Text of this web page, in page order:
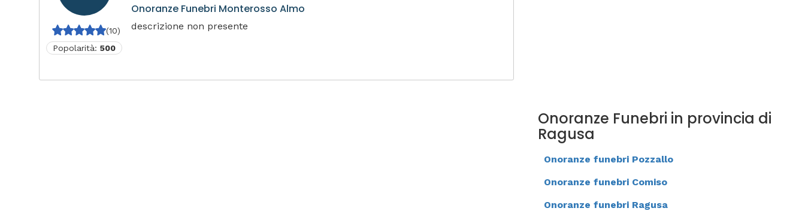
(10)
Popolarità: 500
Onoranze Funebri Monterosso Almo
descrizione non presente
Onoranze Funebri in provincia di
Ragusa
Onoranze funebri Pozzallo
Onoranze funebri Comiso
Onoranze funebri Ragusa